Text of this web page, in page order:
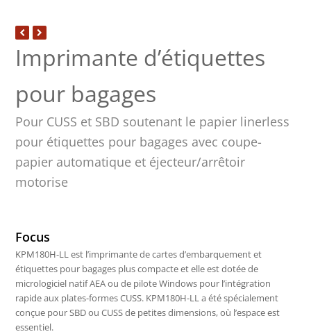
Imprimante d’étiquettes
pour bagages
Pour CUSS et SBD soutenant le papier linerless
pour étiquettes pour bagages avec coupe-
papier automatique et éjecteur/arrêtoir
motorise
Focus
KPM180H-LL est l’imprimante de cartes d’embarquement et
étiquettes pour bagages plus compacte et elle est dotée de
micrologiciel natif AEA ou de pilote Windows pour l’intégration
rapide aux plates-formes CUSS. KPM180H-LL a été spécialement
conçue pour SBD ou CUSS de petites dimensions, où l’espace est
essentiel.